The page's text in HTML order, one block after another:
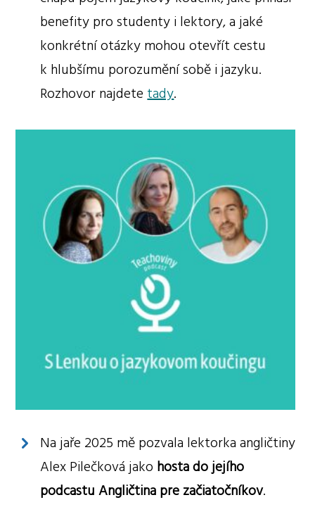
benefity pro studenty i lektory, a jaké
konkrétní otázky mohou otevřít cestu
k hlubšímu porozumění sobě i jazyku.
Rozhovor najdetetady.
Na jaře 2025 mě pozvala lektorka angličtiny
Alex Pilečková jako hosta do jejího
podcastu Angličtina pre začiatočníkov.